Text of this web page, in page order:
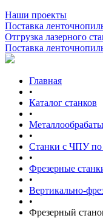
Наши проекты
Поставка
Отгрузка лазерного
Поставка
Главная
•
Каталог станков
•
•
Станки с ЧПУ по
•
Фрезерные
•
Вертикально-
•
Фрезерный